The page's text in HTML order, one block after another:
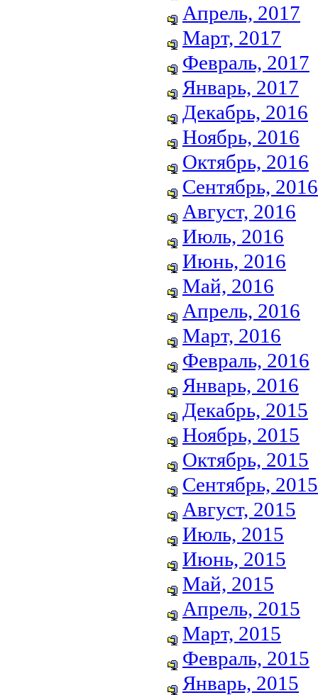
Апрель, 2017
Март, 2017
Февраль, 2017
Январь, 2017
Декабрь, 2016
Ноябрь, 2016
Октябрь, 2016
Сентябрь, 2016
Август, 2016
Июль, 2016
Июнь, 2016
Май, 2016
Апрель, 2016
Март, 2016
Февраль, 2016
Январь, 2016
Декабрь, 2015
Ноябрь, 2015
Октябрь, 2015
Сентябрь, 2015
Август, 2015
Июль, 2015
Июнь, 2015
Май, 2015
Апрель, 2015
Март, 2015
Февраль, 2015
Январь, 2015